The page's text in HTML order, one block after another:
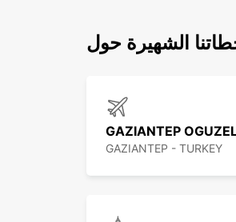
الشهيرة حول
GAZIANTEP - TURKEY